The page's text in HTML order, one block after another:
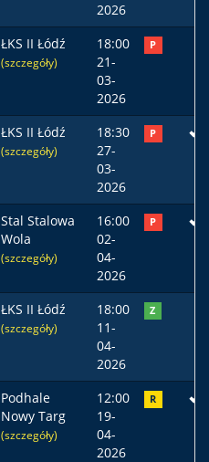
2026
ŁKS II Łódź
(szczegóły)
18:00
21-
03-
2026
P
ŁKS II Łódź
(szczegóły)
18:30
27-
03-
2026
P
Stal Stalowa
Wola
(szczegóły)
16:00
02-
04-
2026
P
ŁKS II Łódź
(szczegóły)
18:00
11-
04-
2026
Z
Podhale
Nowy Targ
(szczegóły)
12:00
19-
04-
2026
R